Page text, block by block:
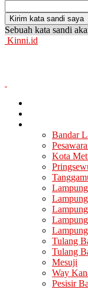
Sebuah kata sandi
Kinni.id
Bandar
Kota
Tulang
Tulang
Mesuji
Way
Pesisir